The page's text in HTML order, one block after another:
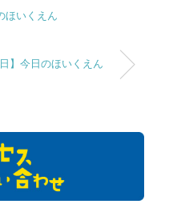
ほいくえん
日】今日のほいくえん